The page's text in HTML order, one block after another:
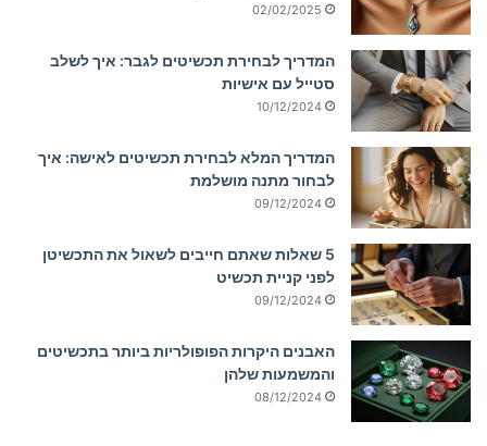
02/02/2025
המדריך לבחירת תכשיטים לגבר: איך לשלב
סטייל עם אישיות
10/12/2024
המדריך המלא לבחירת תכשיטים לאישה: איך
לבחור מתנה מושלמת
09/12/2024
5 שאלות שאתם חייבים לשאול את התכשיטן
לפני קניית תכשיט
09/12/2024
האבנים היקרות הפופולריות ביותר בתכשיטים
והמשמעות שלהן
08/12/2024